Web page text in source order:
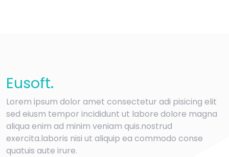
Eusoft.
Lorem ipsum dolor amet consectetur adi pisicing elit
sed eiusm tempor incididunt ut labore dolore magna
aliqua enim ad minim veniam quis.nostrud
exercita.laboris nisi ut aliquip ea commodo conse
quatuis aute irure.